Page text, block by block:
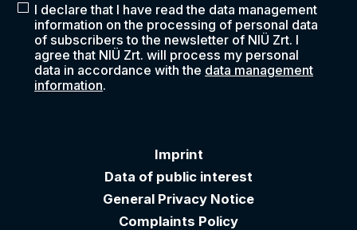
I declare that I have read the data management
information on the processing of personal data
of subscribers to the newsletter of NIÜ Zrt. I
agree that NIÜ Zrt. will process my personal
data in accordance with the data management
information.
Imprint
Data of public interest
General Privacy Notice
Complaints Policy